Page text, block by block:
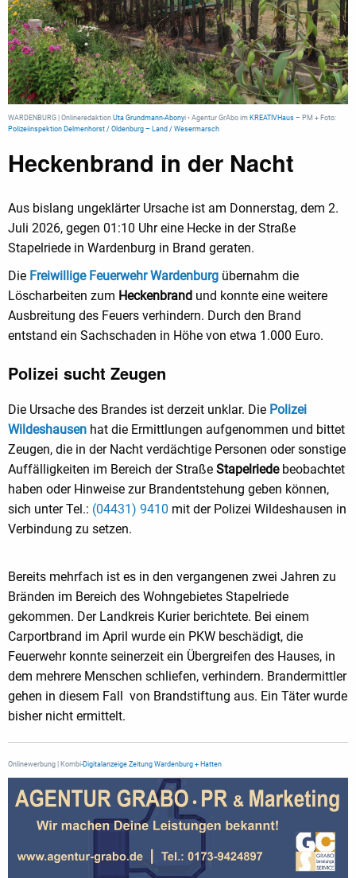
WARDENBURG | Onlineredaktion Uta Grundmann-Abonyi • Agentur GrAbo im KREATIVHaus – PM + Foto:
Polizeiinspektion Delmenhorst / Oldenburg – Land / Wesermarsch
Heckenbrand in der Nacht
Aus bislang ungeklärter Ursache ist am Donnerstag, dem 2.
Juli 2026, gegen 01:10 Uhr eine Hecke in der Straße
Stapelriede in Wardenburg in Brand geraten.
Die Freiwillige Feuerwehr Wardenburg übernahm die
Löscharbeiten zum Heckenbrand und konnte eine weitere
Ausbreitung des Feuers verhindern. Durch den Brand
entstand ein Sachschaden in Höhe von etwa 1.000 Euro.
Polizei sucht Zeugen
Die Ursache des Brandes ist derzeit unklar. Die Polizei
Wildeshausen hat die Ermittlungen aufgenommen und bittet
Zeugen, die in der Nacht verdächtige Personen oder sonstige
Auffälligkeiten im Bereich der Straße Stapelriedebeobachtet
haben oder Hinweise zur Brandentstehung geben können,
sich unter Tel.: (04431) 9410 mit der Polizei Wildeshausen in
Verbindung zu setzen.
Bereits mehrfach ist es in den vergangenen zwei Jahren zu
Bränden im Bereich des Wohngebietes Stapelriede
gekommen. Der Landkreis Kurier berichtete. Bei einem
Carportbrand im April wurde ein PKW beschädigt, die
Feuerwehr konnte seinerzeit ein Übergreifen des Hauses, in
dem mehrere Menschen schliefen, verhindern. Brandermittler
gehen in diesem Fall von Brandstiftung aus. Ein Täter wurde
bisher nicht ermittelt.
Onlinewerbung | Kombi-Digitalanzeige Zeitung Wardenburg + Hatten